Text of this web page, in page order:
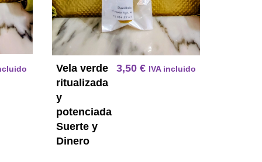
Vela verde
ritualizada
y
potenciada
Suerte y
Dinero
3,50 € IVA incluido